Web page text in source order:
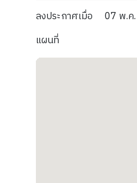
ลงประกาศเมื่อ
07 พ.ค
แผนที่